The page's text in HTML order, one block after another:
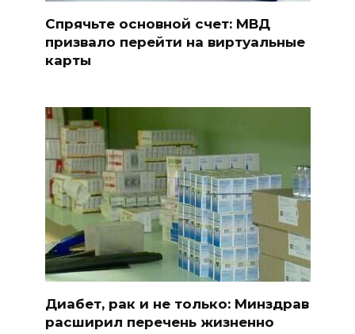
Спрячьте основной счет: МВД
призвало перейти на виртуальные
карты
Диабет, рак и не только: Минздрав
расширил перечень жизненно